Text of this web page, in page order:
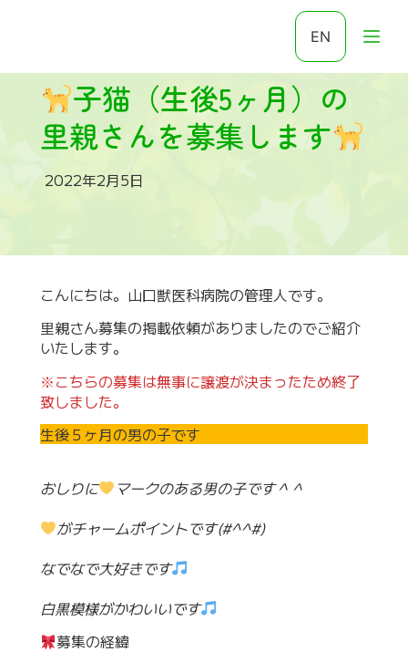
EN
子猫（生後5ヶ月）の
里親さんを募集します
2022年2月5日
こんにちは。山口獣医科病院の管理人です。
里親さん募集の掲載依頼がありましたのでご紹介
いたします。
※こちらの募集は無事に譲渡が決まったため終了
致しました。
生後５ヶ月の男の子です
おしりに
マークのある男の子です＾＾
がチャームポイントです(#^^#)
なでなで大好きです
白黒模様がかわいいです
募集の経緯